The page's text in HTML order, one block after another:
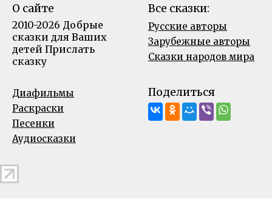
О сайте
2010-2026 Добрые
сказки для Ваших
детей Прислать
сказку
Все сказки:
Русские авторы
Зарубежные авторы
Сказки народов мира
Диафильмы
Раскраски
Песенки
Аудиосказки
Поделиться